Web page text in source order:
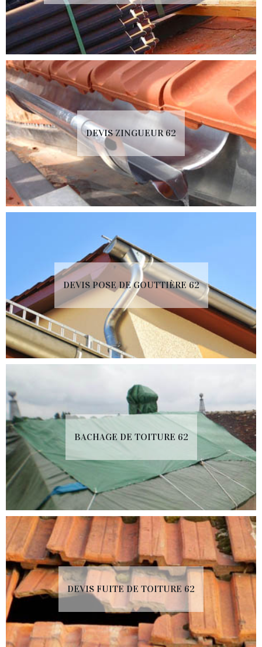
DEVIS ZINGUEUR 62
DEVIS POSE DE GOUTTIÈRE 62
BACHAGE DE TOITURE 62
DEVIS FUITE DE TOITURE 62